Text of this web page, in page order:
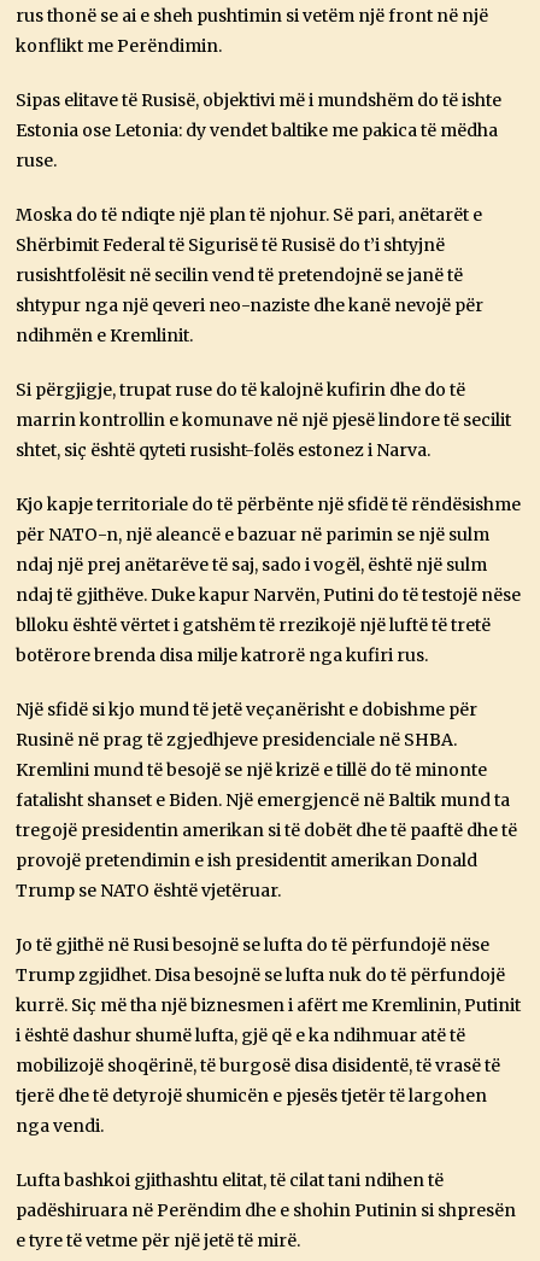
rus thonë se ai e sheh pushtimin si vetëm një front në një
konflikt me Perëndimin.
Sipas elitave të Rusisë, objektivi më i mundshëm do të ishte
Estonia ose Letonia: dy vendet baltike me pakica të mëdha
ruse.
Moska do të ndiqte një plan të njohur. Së pari, anëtarët e
Shërbimit Federal të Sigurisë të Rusisë do t’i shtyjnë
rusishtfolësit në secilin vend të pretendojnë se janë të
shtypur nga një qeveri neo-naziste dhe kanë nevojë për
ndihmën e Kremlinit.
Si përgjigje, trupat ruse do të kalojnë kufirin dhe do të
marrin kontrollin e komunave në një pjesë lindore të secilit
shtet, siç është qyteti rusisht-folës estonez i Narva.
Kjo kapje territoriale do të përbënte një sfidë të rëndësishme
për NATO-n, një aleancë e bazuar në parimin se një sulm
ndaj një prej anëtarëve të saj, sado i vogël, është një sulm
ndaj të gjithëve. Duke kapur Narvën, Putini do të testojë nëse
blloku është vërtet i gatshëm të rrezikojë një luftë të tretë
botërore brenda disa milje katrorë nga kufiri rus.
Një sfidë si kjo mund të jetë veçanërisht e dobishme për
Rusinë në prag të zgjedhjeve presidenciale në SHBA.
Kremlini mund të besojë se një krizë e tillë do të minonte
fatalisht shanset e Biden. Një emergjencë në Baltik mund ta
tregojë presidentin amerikan si të dobët dhe të paaftë dhe të
provojë pretendimin e ish presidentit amerikan Donald
Trump se NATO është vjetëruar.
Jo të gjithë në Rusi besojnë se lufta do të përfundojë nëse
Trump zgjidhet. Disa besojnë se lufta nuk do të përfundojë
kurrë. Siç më tha një biznesmen i afërt me Kremlinin, Putinit
i është dashur shumë lufta, gjë që e ka ndihmuar atë të
mobilizojë shoqërinë, të burgosë disa disidentë, të vrasë të
tjerë dhe të detyrojë shumicën e pjesës tjetër të largohen
nga vendi.
Lufta bashkoi gjithashtu elitat, të cilat tani ndihen të
padëshiruara në Perëndim dhe e shohin Putinin si shpresën
e tyre të vetme për një jetë të mirë.